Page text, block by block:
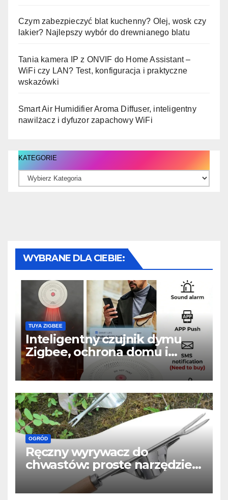
Czym zabezpieczyć blat kuchenny? Olej, wosk czy
lakier? Najlepszy wybór do drewnianego blatu
Tania kamera IP z ONVIF do Home Assistant –
WiFi czy LAN? Test, konfiguracja i praktyczne
wskazówki
Smart Air Humidifier Aroma Diffuser, inteligentny
nawilżacz i dyfuzor zapachowy WiFi
KATEGORIE
WYBRANE DLA CIEBIE:
TUYA ZIGBEE
Inteligentny czujnik dymu
Zigbee, ochrona domu i
powiadomienia w telefonie
OGRÓD
Ręczny wyrywacz do
chwastów: proste narzędzie,
które usuwa chwasty z
korzeniem